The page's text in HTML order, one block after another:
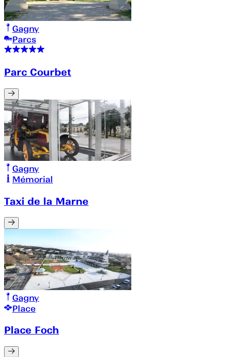
Gagny
Parcs
Parc Courbet
Gagny
Mémorial
Taxi de la Marne
Gagny
Place
Place Foch